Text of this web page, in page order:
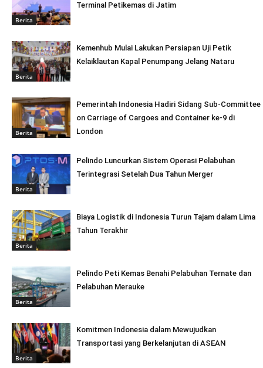
Berita
Terminal Petikemas di Jatim
Berita
Kemenhub Mulai Lakukan Persiapan Uji Petik
Kelaiklautan Kapal Penumpang Jelang Nataru
Berita
Pemerintah Indonesia Hadiri Sidang Sub-Committee
on Carriage of Cargoes and Container ke-9 di
London
Berita
Pelindo Luncurkan Sistem Operasi Pelabuhan
Terintegrasi Setelah Dua Tahun Merger
Berita
Biaya Logistik di Indonesia Turun Tajam dalam Lima
Tahun Terakhir
Berita
Pelindo Peti Kemas Benahi Pelabuhan Ternate dan
Pelabuhan Merauke
Berita
Komitmen Indonesia dalam Mewujudkan
Transportasi yang Berkelanjutan di ASEAN